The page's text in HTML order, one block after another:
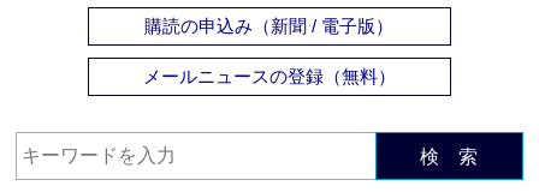
購読の申込み（新聞 / 電子版）
メールニュースの登録（無料）
検 索